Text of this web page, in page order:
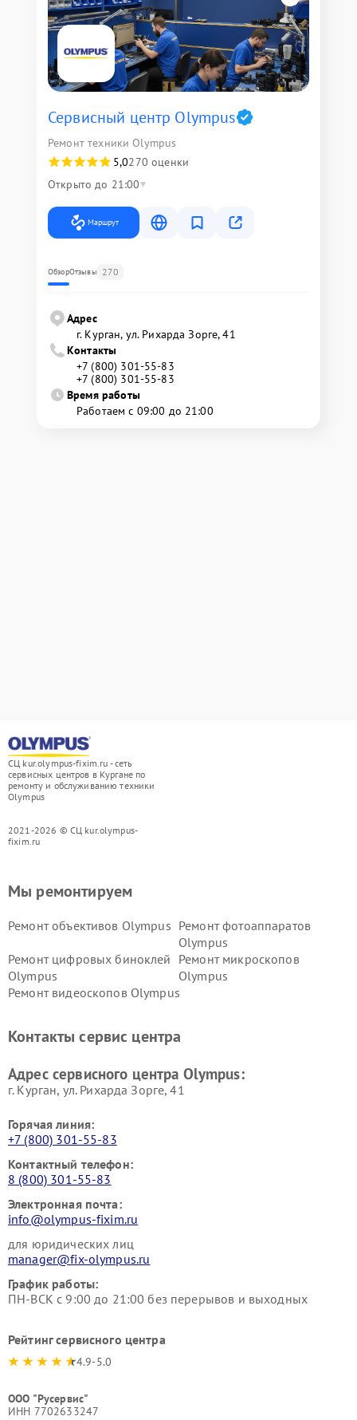
Сервисный центр Olympus
Ремонт техники Olympus
5,0270 оценки
Открыто до 21:00
Маршрут
ОбзорОтзывы 270
Адрес
г. Курган, ул. Рихарда Зорге, 41
Контакты
+7 (800) 301-55-83
+7 (800) 301-55-83
Время работы
Работаем с 09:00 до 21:00
СЦ kur.olympus-fixim.ru - сеть
сервисных центров в Кургане по
ремонту и обслуживанию техники
Olympus
2021-2026 © СЦ kur.olympus-
fixim.ru
Мы ремонтируем
Ремонт объективов Olympus Ремонт фотоаппаратов
Olympus
Ремонт цифровых биноклей
Olympus
Ремонт микроскопов
Olympus
Ремонт видеоскопов Olympus
Контакты сервис центра
Адрес сервисного центра Olympus:
г. Курган, ул. Рихарда Зорге, 41
Горячая линия:
+7 (800) 301-55-83
Контактный телефон:
8 (800) 301-55-83
Электронная почта:
info@olympus-fixim.ru
для юридических лиц
manager@fix-olympus.ru
График работы:
ПН-ВСК с 9:00 до 21:00 без перерывов и выходных
Рейтинг сервисного центра
4.9-5.0
ООО "Русервис"
ИНН 7702633247